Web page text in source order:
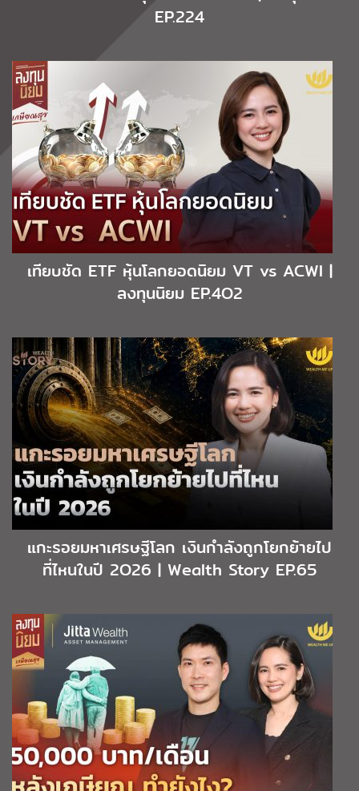
EP.224
เทียบชัด ETF หุ้นโลกยอดนิยม VT vs ACWI |
ลงทุนนิยม EP.4O2
แกะรอยมหาเศรษฐีโลก เงินกำลังถูกโยกย้ายไป
ที่ไหนในปี 2O26 | Wealth Story EP.65